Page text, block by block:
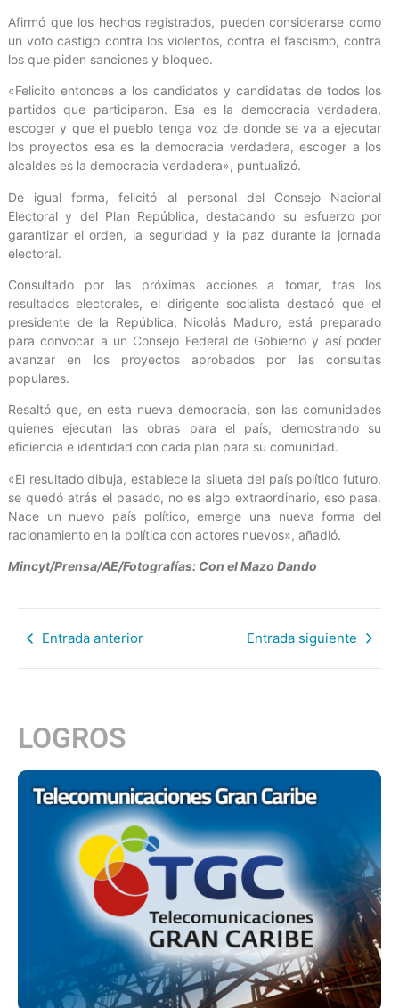
Afirmó que los hechos registrados, pueden considerarse como
un voto castigo contra los violentos, contra el fascismo, contra
los que piden sanciones y bloqueo.
«Felicito entonces a los candidatos y candidatas de todos los
partidos que participaron. Esa es la democracia verdadera,
escoger y que el pueblo tenga voz de donde se va a ejecutar
los proyectos esa es la democracia verdadera, escoger a los
alcaldes es la democracia verdadera», puntualizó.
De igual forma, felicitó al personal del Consejo Nacional
Electoral y del Plan República, destacando su esfuerzo por
garantizar el orden, la seguridad y la paz durante la jornada
electoral.
Consultado por las próximas acciones a tomar, tras los
resultados electorales, el dirigente socialista destacó que el
presidente de la República, Nicolás Maduro, está preparado
para convocar a un Consejo Federal de Gobierno y así poder
avanzar en los proyectos aprobados por las consultas
populares.
Resaltó que, en esta nueva democracia, son las comunidades
quienes ejecutan las obras para el país, demostrando su
eficiencia e identidad con cada plan para su comunidad.
«El resultado dibuja, establece la silueta del país político futuro,
se quedó atrás el pasado, no es algo extraordinario, eso pasa.
Nace un nuevo país político, emerge una nueva forma del
racionamiento en la política con actores nuevos», añadió.
Mincyt/Prensa/AE/Fotografías: Con el Mazo Dando
Entrada anterior Entrada siguiente
LOGROS